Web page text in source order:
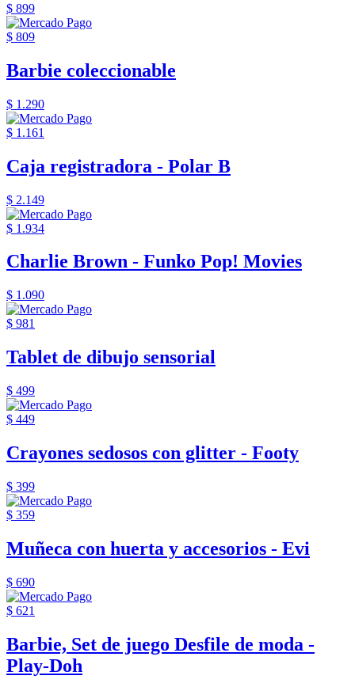
$ 899
$ 809
Barbie coleccionable
$ 1.290
$ 1.161
Caja registradora - Polar B
$ 2.149
$ 1.934
Charlie Brown - Funko Pop! Movies
$ 1.090
$ 981
Tablet de dibujo sensorial
$ 499
$ 449
Crayones sedosos con glitter - Footy
$ 399
$ 359
Muñeca con huerta y accesorios - Evi
$ 690
$ 621
Barbie, Set de juego Desfile de moda -
Play-Doh